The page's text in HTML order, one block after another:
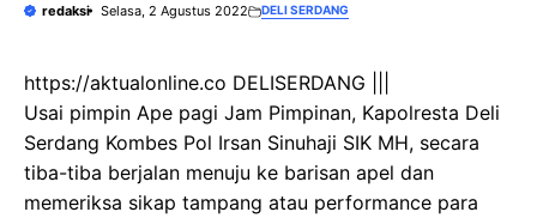
redaksi Selasa, 2 Agustus 2022 DELI SERDANG
https://aktualonline.co DELISERDANG |||
Usai pimpin Ape pagi Jam Pimpinan, Kapolresta Deli
Serdang Kombes Pol Irsan Sinuhaji SIK MH, secara
tiba-tiba berjalan menuju ke barisan apel dan
memeriksa sikap tampang atau performance para